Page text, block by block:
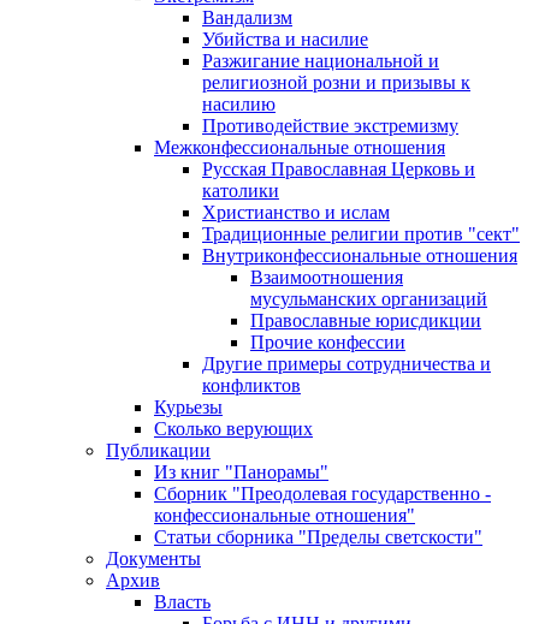
Вандализм
Убийства и насилие
Разжигание национальной и
религиозной розни и призывы к
насилию
Противодействие экстремизму
Межконфессиональные отношения
Русская Православная Церковь и
католики
Христианство и ислам
Традиционные религии против "сект"
Внутриконфессиональные отношения
Взаимоотношения
мусульманских организаций
Православные юрисдикции
Прочие конфессии
Другие примеры сотрудничества и
конфликтов
Курьезы
Сколько верующих
Публикации
Из книг "Панорамы"
Сборник "Преодолевая государственно -
конфессиональные отношения"
Статьи сборника "Пределы светскости"
Документы
Архив
Власть